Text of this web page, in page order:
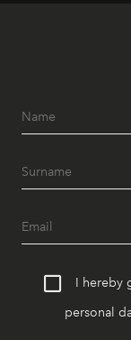
I hereby
personal